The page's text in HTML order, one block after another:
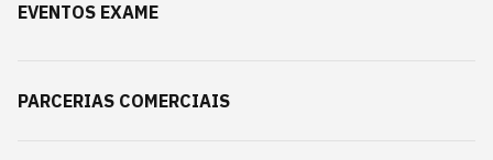
EVENTOS EXAME
PARCERIAS COMERCIAIS